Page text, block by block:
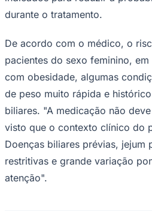
Corinthians
durante o tratamento.
De acordo com o médico, o
pacientes do sexo feminino,
com obesidade, algumas
de peso muito rápida e
biliares. "A medicação não
visto que o contexto clínico do
Doenças biliares prévias, jejum
restritivas e grande variação
atenção".